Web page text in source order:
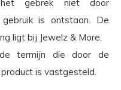
gebrek niet door
gebruik is ontstaan. De
ligt bij Jewelz & More.
termijn die door de
is vastgesteld.